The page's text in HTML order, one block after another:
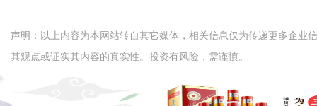
声明：以上内容为本网站转自其它媒体，相关信息仅为传递更多企业
其观点或证实其内容的真实性。投资有风险，需谨慎。